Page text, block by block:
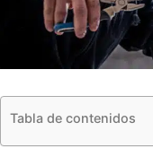
Tabla de contenidos